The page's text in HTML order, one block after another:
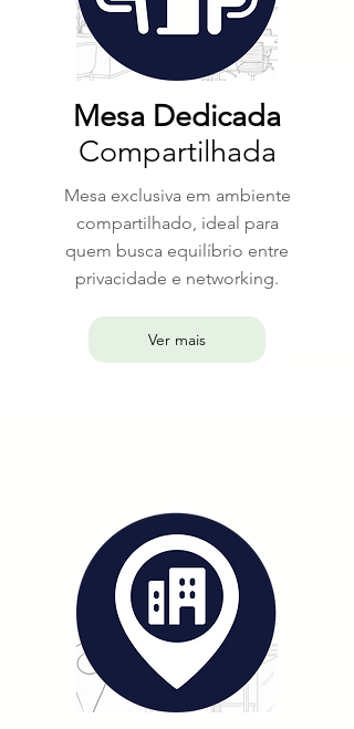
Mesa Dedicada
Compartilhada
Mesa exclusiva em ambiente
compartilhado, ideal para
quem busca equilíbrio entre
privacidade e networking.
Ver mais